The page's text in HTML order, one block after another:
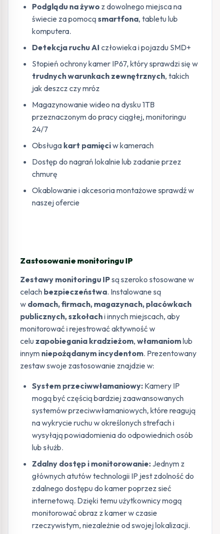
Podglądu na żywo z dowolnego miejsca na
świecie za pomocąsmartfona, tabletu lub
komputera.
Detekcja ruchu AI człowieka i pojazdu SMD+
Stopień ochrony kamer IP67, który sprawdzi się w
trudnych warunkach zewnętrznych, takich
jak deszcz czy mróz
Magazynowanie wideo na dysku 1TB
przeznaczonym do pracy ciągłej, monitoringu
24/7
Obsługa kart pamięciw kamerach
Dostęp do nagrań lokalnie lub zadanie przez
chmurę
Okablowanie i akcesoria montażowe sprawdź w
naszej ofercie
Zastosowanie monitoringu IP
Zestawy monitoringu IPsą szeroko stosowane w
celach bezpieczeństwa. Instalowane są
w domach, firmach, magazynach, placówkach
publicznych, szkołachi innych miejscach, aby
monitorować i rejestrować aktywność w
celu zapobiegania kradzieżom, włamaniomlub
innym niepożądanym incydentom. Prezentowany
zestaw swoje zastosowanie znajdzie w:
System przeciwwłamaniowy: Kamery IP
mogą być częścią bardziej zaawansowanych
systemów przeciwwłamaniowych, które reagują
na wykrycie ruchu w określonych strefach i
wysyłają powiadomienia do odpowiednich osób
lub służb.
Zdalny dostęp i monitorowanie: Jednym z
głównych atutów technologii IP jest zdolność do
zdalnego dostępu do kamer poprzez sieć
internetową. Dzięki temu użytkownicy mogą
monitorować obraz z kamer w czasie
rzeczywistym, niezależnie od swojej lokalizacji.